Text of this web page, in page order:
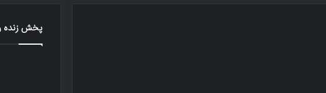
پخش زنده